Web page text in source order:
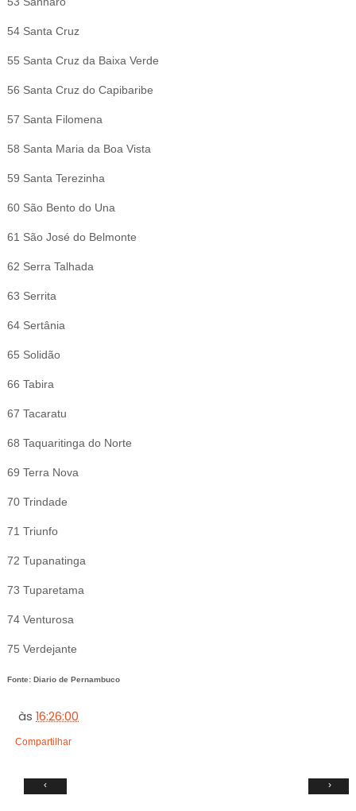
54 Santa Cruz
55 Santa Cruz da Baixa Verde
56 Santa Cruz do Capibaribe
57 Santa Filomena
58 Santa Maria da Boa Vista
59 Santa Terezinha
60 São Bento do Una
61 São José do Belmonte
62 Serra Talhada
63 Serrita
64 Sertânia
65 Solidão
66 Tabira
67 Tacaratu
68 Taquaritinga do Norte
69 Terra Nova
70 Trindade
71 Triunfo
72 Tupanatinga
73 Tuparetama
74 Venturosa
75 Verdejante
Fonte: Diario de Pernambuco
às16:26:00
Compartilhar
‹ ›